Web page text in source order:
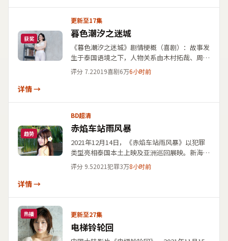
获奖
更新至17集
暮色潮汐之迷城
《暮色潮汐之迷城》剧情梗概（喜剧）：故事发
生于泰国语境之下，人物关系由木村拓哉、周
迅、长泽雅美呈现，导演是枝裕和总体把控。依
据登记信息，本片上映时间为2019年11月28
对。
评分 7.22019喜剧6万6小时前
详情 →
趋势
BD超清
赤焰车站雨风暴
2021年12月14日，《赤焰车站雨风暴》以犯罪
类型亮相泰国本土上映及亚洲巡回展映。新海诚
将镜头对准寻常生活中的极端抉择，堺雅人、雷
佳音、葛优联袂主演。若你正在查找「泰国电
评分 9.52021犯罪3万8小时前
详情 →
热播 更新至27集
电梯铃轮回